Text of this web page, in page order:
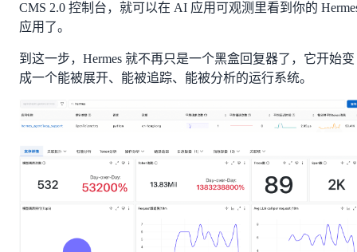
CMS 2.0 控制台，就可以在 AI 应用可观测里看到你的
应用了。
到这一步，Hermes 就不再只是一个黑盒回复器了，它开始变
成一个能被展开、能被追踪、能被分析的运行系统。